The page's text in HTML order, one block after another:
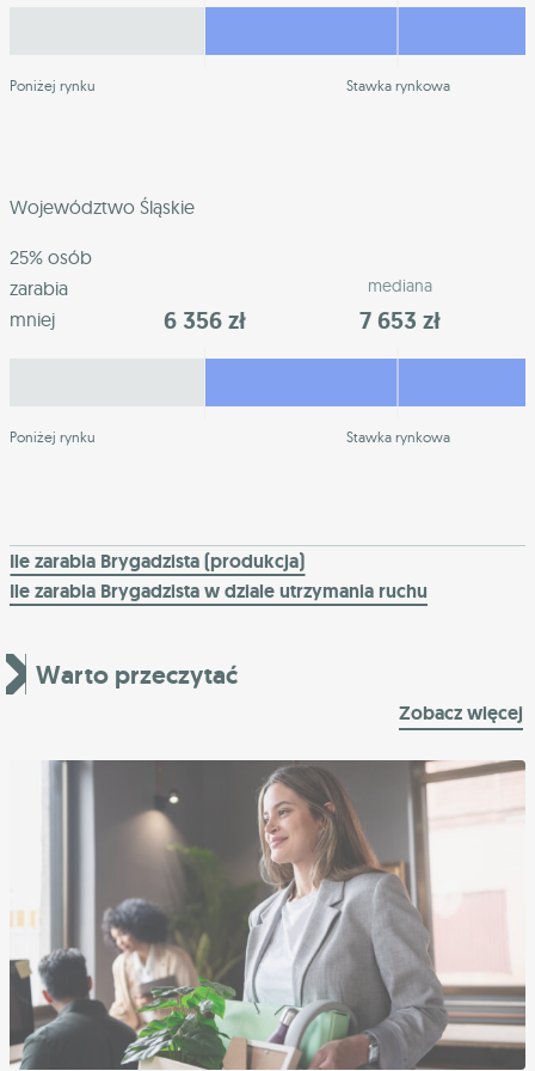
Poniżej rynku Stawka rynkowa
Województwo Śląskie
25% osób
zarabia
mniej
6 356 zł
mediana
7 653 zł
Poniżej rynku Stawka rynkowa
Ile zarabia Brygadzista (produkcja)
Ile zarabia Brygadzista w dziale utrzymania ruchu
Warto przeczytać
Zobacz więcej